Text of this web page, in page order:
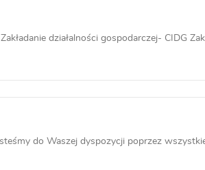
działalności gospodarczej- CIDG
do Waszej dyspozycji poprzez